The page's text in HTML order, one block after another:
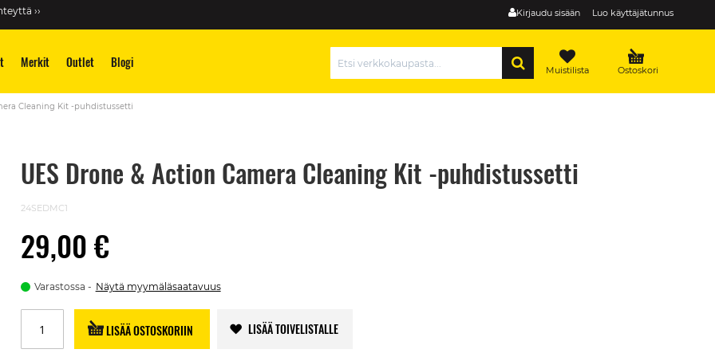
Kirjaudu sisään Luo käyttäjätunnus
››
Merkit Outlet Blogi Ostoskori
Muistilista
Cleaning Kit -puhdistussetti
UES Drone & Action Camera Cleaning Kit -puhdistussetti
24SEDMC1
29,00 €
Varastossa Näytä myymäläsaatavuus
LISÄÄ OSTOSKORIIN LISÄÄ TOIVELISTALLE